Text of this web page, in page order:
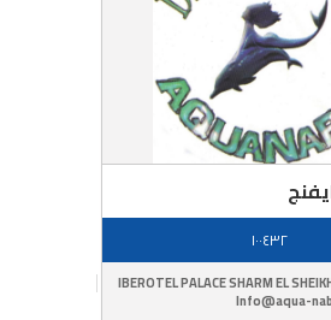
١٠٠٤٣٢
Info@aqua-